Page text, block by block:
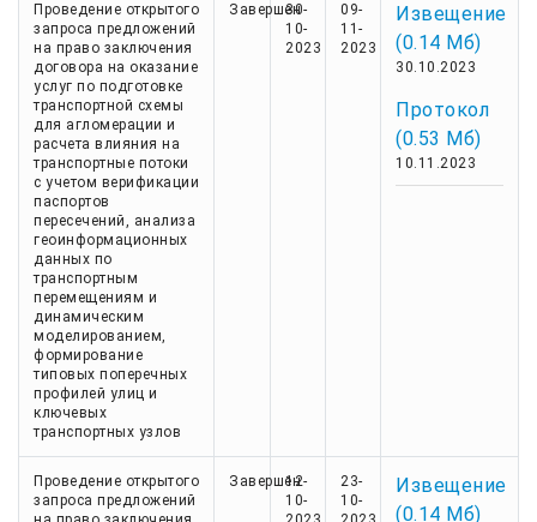
Проведение открытого
запроса предложений
на право заключения
договора на оказание
услуг по подготовке
транспортной схемы
для агломерации и
расчета влияния на
транспортные потоки
с учетом верификации
паспортов
пересечений, анализа
геоинформационных
данных по
транспортным
перемещениям и
динамическим
моделированием,
формирование
типовых поперечных
профилей улиц и
ключевых
транспортных узлов
Завершен
30-
10-
2023
09-
11-
2023
Извещение
(0.14 Мб)
30.10.2023
Протокол
(0.53 Мб)
10.11.2023
Проведение открытого
запроса предложений
Завершен
12-
10-
23-
10-
Извещение
(0.14 Мб)